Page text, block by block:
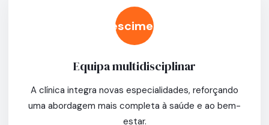
Crescimento
Equipa multidisciplinar
A clínica integra novas especialidades, reforçando
uma abordagem mais completa à saúde e ao bem-
estar.